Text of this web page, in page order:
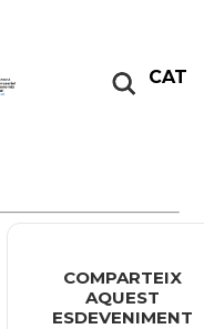
CAT
COMPARTEIX
AQUEST
ESDEVENIMENT